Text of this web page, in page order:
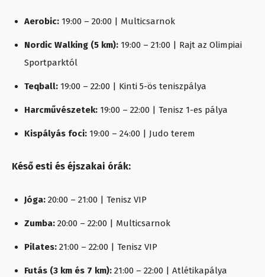
Aerobic: 19:00 – 20:00 | Multicsarnok
Nordic Walking (5 km): 19:00 – 21:00 | Rajt az Olimpiai
Sportparktól
Teqball: 19:00 – 22:00 | Kinti 5-ös teniszpálya
Harcművészetek: 19:00 – 22:00 | Tenisz 1-es pálya
Kispályás foci: 19:00 – 24:00 | Judo terem
Késő esti és éjszakai órák:
Jóga: 20:00 – 21:00 | Tenisz VIP
Zumba: 20:00 – 22:00 | Multicsarnok
Pilates: 21:00 – 22:00 | Tenisz VIP
Futás (3 km és 7 km): 21:00 – 22:00 | Atlétikapálya